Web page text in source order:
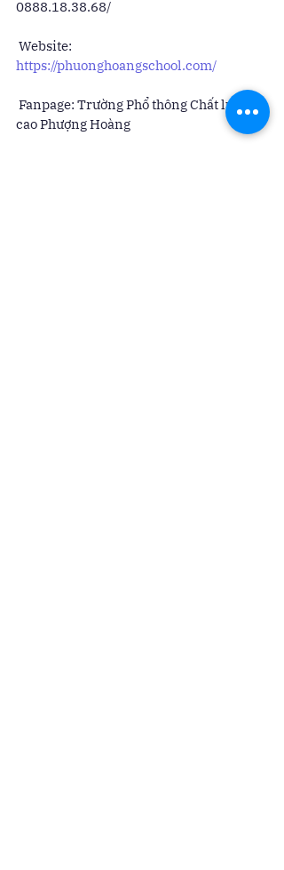
0888.18.38.68/
Website:
https://phuonghoangschool.com/
cao Phượng Hoàng